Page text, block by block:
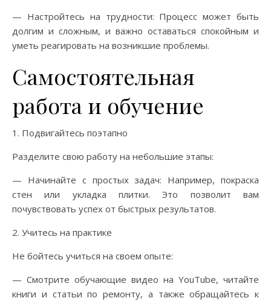
— Настройтесь на трудности: Процесс может быть
долгим и сложным, и важно оставаться спокойным и
уметь реагировать на возникшие проблемы.
Самостоятельная
работа и обучение
1. Подвигайтесь поэтапно
Разделите свою работу на небольшие этапы:
— Начинайте с простых задач: Например, покраска
стен или укладка плитки. Это позволит вам
почувствовать успех от быстрых результатов.
2. Учитесь на практике
Не бойтесь учиться на своем опыте:
— Смотрите обучающие видео на YouTube, читайте
книги и статьи по ремонту, а также обращайтесь к